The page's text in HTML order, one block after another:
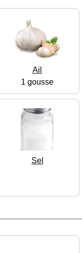
Ail
1 gousse
Sel